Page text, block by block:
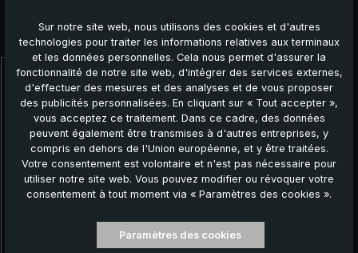
Ignorer la galerie de produits
Autres produits que vous pourriez aimer :
Sur notre site web, nous utilisons des cookies et d'autres
technologies pour traiter les informations relatives aux terminaux
et les données personnelles. Cela nous permet d'assurer la
fonctionnalité de notre site web, d'intégrer des services externes,
d'effectuer des mesures et des analyses et de vous proposer
des publicités personnalisées. En cliquant sur « Tout accepter »,
vous acceptez ce traitement. Dans ce cadre, des données
peuvent également être transmises à d'autres entreprises, y
compris en dehors de l'Union européenne, et y être traitées.
Votre consentement est volontaire et n'est pas nécessaire pour
utiliser notre site web. Vous pouvez modifier ou révoquer votre
consentement à tout moment via « Paramètres des cookies ».
Paramètres des cookies